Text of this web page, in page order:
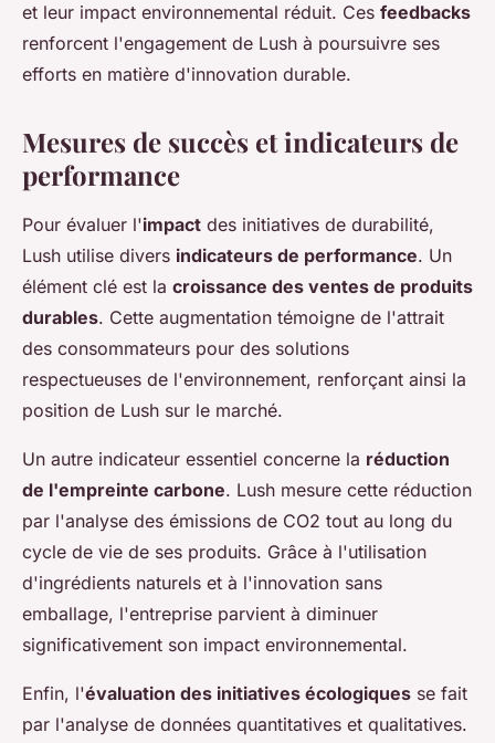
et leur impact environnemental réduit. Ces feedbacks
renforcent l'engagement de Lush à poursuivre ses
efforts en matière d'innovation durable.
Mesures de succès et indicateurs de
performance
Pour évaluer l'impact des initiatives de durabilité,
Lush utilise divers indicateurs de performance. Un
élément clé est la croissance des ventes de produits
durables. Cette augmentation témoigne de l'attrait
des consommateurs pour des solutions
respectueuses de l'environnement, renforçant ainsi la
position de Lush sur le marché.
Un autre indicateur essentiel concerne la réduction
de l'empreinte carbone. Lush mesure cette réduction
par l'analyse des émissions de CO2 tout au long du
cycle de vie de ses produits. Grâce à l'utilisation
d'ingrédients naturels et à l'innovation sans
emballage, l'entreprise parvient à diminuer
significativement son impact environnemental.
Enfin, l'évaluation des initiatives écologiques se fait
par l'analyse de données quantitatives et qualitatives.